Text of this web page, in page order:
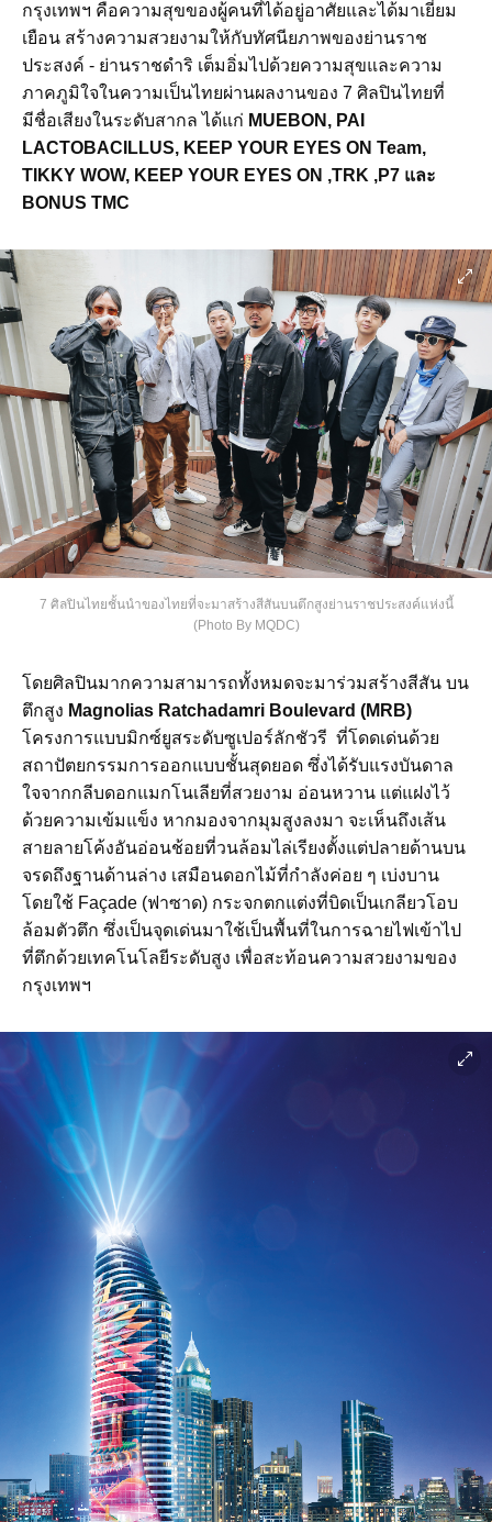
กรุงเทพฯ คือความสุขของผู้คนที่ได้อยู่อาศัยและได้มาเยี่ยม
เยือน สร้างความสวยงามให้กับทัศนียภาพของย่านราช
ประสงค์ - ย่านราชดำริ เต็มอิ่มไปด้วยความสุขและความ
ภาคภูมิใจในความเป็นไทยผ่านผลงานของ 7 ศิลปินไทยที่
มีชื่อเสียงในระดับสากล ได้แก่ MUEBON, PAI
LACTOBACILLUS, KEEP YOUR EYES ON Team,
TIKKY WOW, KEEP YOUR EYES ON ,TRK ,P7 และ
BONUS TMC
7 ศิลปินไทยชั้นนำของไทยที่จะมาสร้างสีสันบนตึกสูงย่านราชประสงค์แห่งนี้
(Photo By MQDC)
โดยศิลปินมากความสามารถทั้งหมดจะมาร่วมสร้างสีสัน บน
ตึกสูง Magnolias Ratchadamri Boulevard (MRB)
โครงการแบบมิกซ์ยูสระดับซูเปอร์ลักชัวรี ที่โดดเด่นด้วย
สถาปัตยกรรมการออกแบบชั้นสุดยอด ซึ่งได้รับแรงบันดาล
ใจจากกลีบดอกแมกโนเลียที่สวยงาม อ่อนหวาน แต่แฝงไว้
ด้วยความเข้มแข็ง หากมองจากมุมสูงลงมา จะเห็นถึงเส้น
สายลายโค้งอันอ่อนช้อยที่วนล้อมไล่เรียงตั้งแต่ปลายด้านบน
จรดถึงฐานด้านล่าง เสมือนดอกไม้ที่กำลังค่อย ๆ เบ่งบาน
โดยใช้ Façade (ฟาซาด) กระจกตกแต่งที่บิดเป็นเกลียวโอบ
ล้อมตัวตึก ซึ่งเป็นจุดเด่นมาใช้เป็นพื้นที่ในการฉายไฟเข้าไป
ที่ตึกด้วยเทคโนโลยีระดับสูง เพื่อสะท้อนความสวยงามของ
กรุงเทพฯ